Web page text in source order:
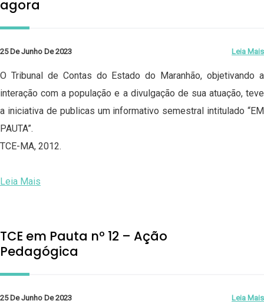
agora
25 De Junho De 2023 Leia Mais
O Tribunal de Contas do Estado do Maranhão, objetivando a
interação com a população e a divulgação de sua atuação, teve
a iniciativa de publicas um informativo semestral intitulado “EM
PAUTA”.
TCE-MA, 2012.
Leia Mais
TCE em Pauta nº 12 – Ação
Pedagógica
25 De Junho De 2023 Leia Mais